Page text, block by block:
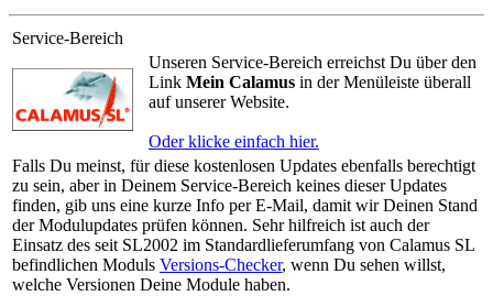
Service-Bereich
Unseren Service-Bereich erreichst Du über den
Link Mein Calamus in der Menüleiste überall
auf unserer Website.
Oder klicke einfach hier.
Falls Du meinst, für diese kostenlosen Updates ebenfalls berechtigt
zu sein, aber in Deinem Service-Bereich keines dieser Updates
finden, gib uns eine kurze Info per E-Mail, damit wir Deinen Stand
der Modulupdates prüfen können. Sehr hilfreich ist auch der
Einsatz des seit SL2002 im Standardlieferumfang von Calamus SL
befindlichen Moduls Versions-Checker, wenn Du sehen willst,
welche Versionen Deine Module haben.